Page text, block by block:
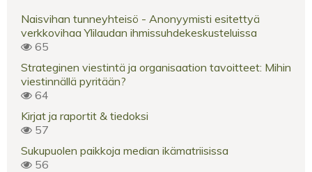
Naisvihan tunneyhteisö - Anonyymisti esitettyä
verkkovihaa Ylilaudan ihmissuhdekeskusteluissa
65
Strateginen viestintä ja organisaation tavoitteet: Mihin
viestinnällä pyritään?
64
Kirjat ja raportit & tiedoksi
57
Sukupuolen paikkoja median ikämatriisissa
56